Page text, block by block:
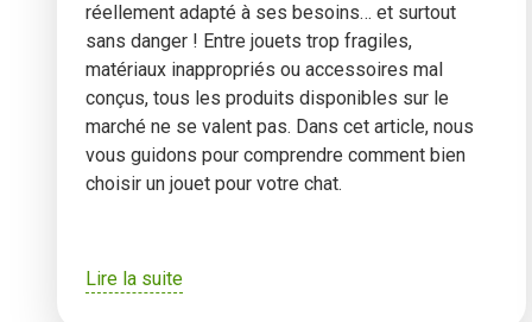
réellement adapté à ses besoins… et surtout
sans danger ! Entre jouets trop fragiles,
matériaux inappropriés ou accessoires mal
conçus, tous les produits disponibles sur le
marché ne se valent pas. Dans cet article, nous
vous guidons pour comprendre comment bien
choisir un jouet pour votre chat.
Lire la suite